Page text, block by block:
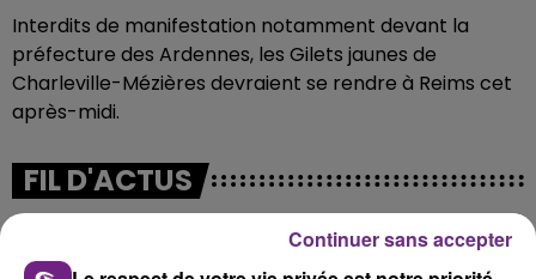
Interdits de manifestation notamment devant la
préfecture des Ardennes, les Gilets jaunes de
Charleville-Mézières devraient se rendre à Reims cet
après-midi.
FIL D'ACTUS
Continuer sans accepter